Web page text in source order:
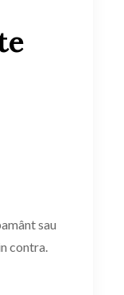
sau
contra.